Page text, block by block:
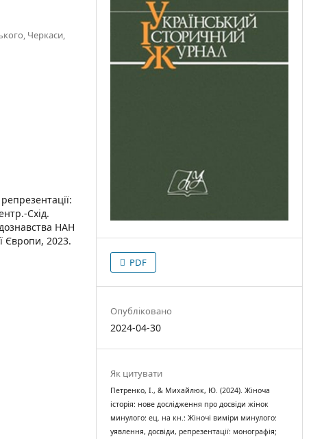
Черкаси,
Схід.
НАН
Європи, 2023.
PDF
Опубліковано
2024-04-30
Як цитувати
Петренко, І., & Михайлюк, Ю. (2024). Жіноча
історія: нове дослідження про досвіди жінок
минулого: ец. на кн.: Жіночі виміри минулого:
уявлення, досвіди, репрезентації: монографія;